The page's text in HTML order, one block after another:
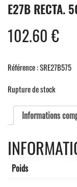
E27B RECTA.
102.60€
Référence : SRE27B575
Rupture de stock
Informations
Poids